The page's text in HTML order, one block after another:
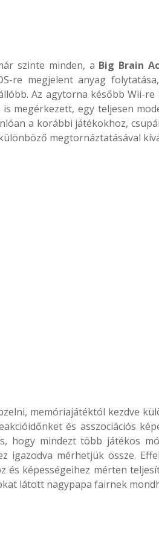
szinte minden, a Big Brain
re megjelent anyag
Az agytorna később Wii-
megérkezett, egy teljesen
a korábbi játékokhoz,
megtornáztatásával
memóriajátéktól kezdve
és asszociációs
hogy mindezt több játékos
igazodva mérhetjük össze.
és képességeihez mérten
látott nagypapa fairnek